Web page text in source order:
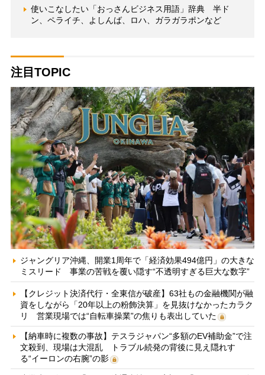
使いこなしたい「おっさんビジネス用語」辞典 半ド
ン、ペライチ、よしんば、ロハ、ガラガラポンなど
注目TOPIC
ジャングリア沖縄、開業1周年で「経済効果494億円」の大きな
ミスリード 事業の苦戦を覆い隠す“不透明すぎる巨大な数字”
【クレジット決済代行・全東信が破産】63社もの金融機関が融
資をしながら「20年以上の粉飾決算」を見抜けなかったカラク
リ 営業現場では“自転車操業”の焦りも表出していた
【納車時に複数の事故】テスラジャパン“多額のEV補助金”で注
文殺到、現場は大混乱 トラブル続発の背後に見え隠れす
る“イーロンの右腕”の影